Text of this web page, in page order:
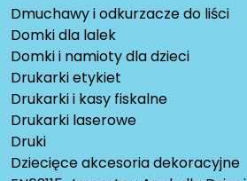
Dmuchawy i odkurzacze do liści
Domki dla lalek
Domki i namioty dla dzieci
Drukarki etykiet
Drukarki i kasy fiskalne
Drukarki laserowe
Druki
Dziecięce akcesoria dekoracyjne